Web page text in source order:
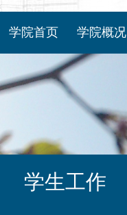
学院首页 学院概况
学生工作